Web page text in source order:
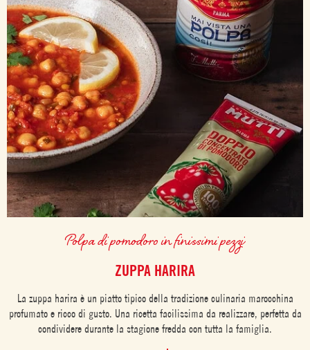
Polpa di pomodoro in finissimi pezzi
ZUPPA HARIRA
La zuppa harira è un piatto tipico della tradizione culinaria marocchina
profumato e ricco di gusto. Una ricetta facilissima da realizzare, perfetta da
condividere durante la stagione fredda con tutta la famiglia.